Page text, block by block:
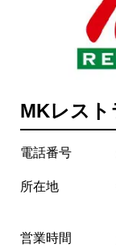
MKレスト
電話番号
所在地
営業時間